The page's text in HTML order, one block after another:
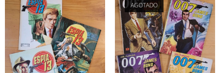
AGOTADO